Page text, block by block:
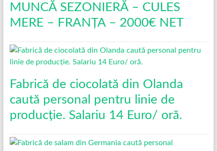
MUNCĂ SEZONIERĂ – CULES
MERE – FRANȚA – 2000€ NET
Fabrică de ciocolată din Olanda
caută personal pentru linie de
producție. Salariu 14 Euro/ oră.